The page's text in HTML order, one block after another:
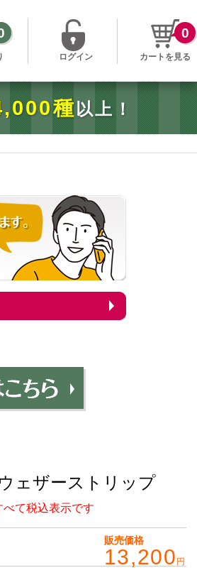
ログイン カートを見る
0
種 以上！
ェザーストリップ
て税込表示です
販売価格
13,200 円